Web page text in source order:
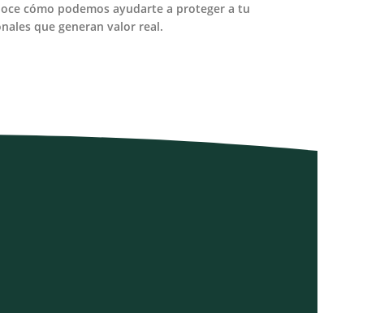
cómo podemos ayudarte a proteger a tu
que generan valor real.